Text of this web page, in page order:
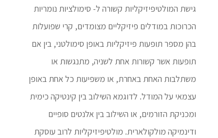
גישת המולטיפיזיקליות קשורה ל- סימולציות נומריות
הכרוכות במודלים פיזיקליים מצומדים, קרי שפועלות
בהן מספר תופעות פיזיקליות באופן סימולטני, בין אם
תופעות אשר קשורות אחת לשניה, מתנגשות או
משתלבות האחת באחרת, או משפיעות כל אחת באופן
עצמאי על המודל. לדוגמא השילוב בין קינטיקה כימית
ומכניקת הזורמים, או השילוב בין אלנטים סופיים
ודינמיקה מולקולארית. מולטיפיזיקליות לרוב עוסקת